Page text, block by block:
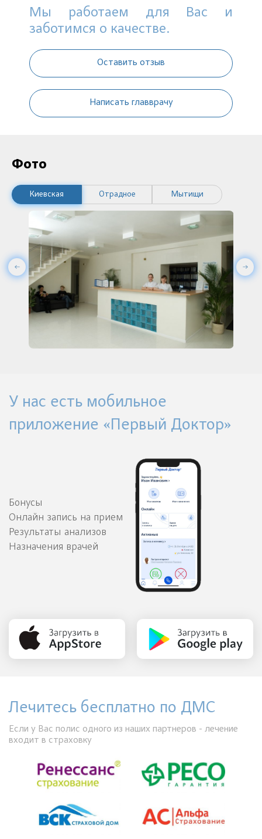
Мы работаем для Вас и
заботимся о качестве.
Оставить отзыв
Написать главврачу
Фото
Киевская Отрадное Мытищи
У нас есть мобильное
приложение «Первый Доктор»
Бонусы
Онлайн запись на прием
Результаты анализов
Назначения врачей
Лечитесь бесплатно по ДМС
Если у Вас полис одного из наших партнеров - лечение
входит в страховку